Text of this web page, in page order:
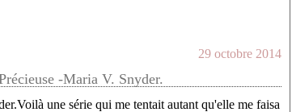
29 octobre 2014
-Maria V. Snyder.
Voilà une série qui me tentait autant qu'elle me faisa